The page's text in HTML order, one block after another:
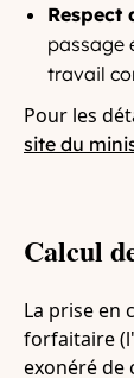
Respect
passage
travail
Pour les
site du
Calcul
La prise en
forfaitaire
exonéré de